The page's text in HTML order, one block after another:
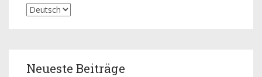
Neueste Beiträge